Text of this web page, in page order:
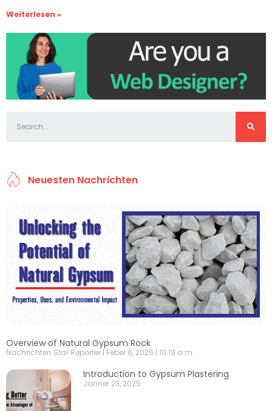
Weiterlesen »
Neuesten Nachrichten
Overview of Natural Gypsum Rock
Nachrichten Star Reporter Feber 6, 2025 10:19 a.m.
Introduction to Gypsum Plastering
Jänner 23, 2025